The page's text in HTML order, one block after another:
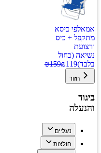
אמאלפי כיסא
מתקפל + כיס
ורצועת
נשיאה (כחול
בלבד)
₪119
₪159
חזור
ביגוד
והנעלה
נעליים
חולצות